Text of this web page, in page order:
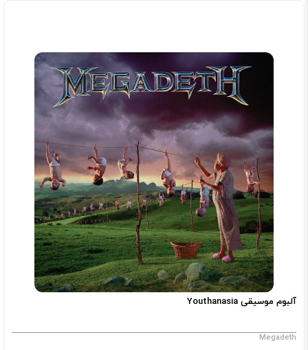
آلبوم موسیقی Youthanasia
Megadeth